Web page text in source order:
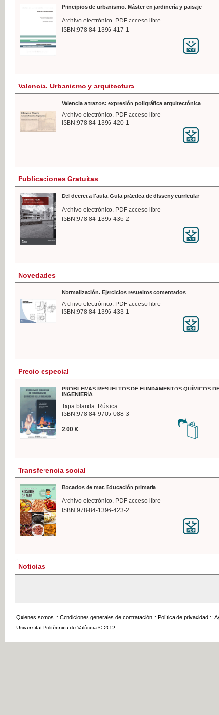
Principios de urbanismo. Máster en jardinería y paisaje
Archivo electrónico. PDF acceso libre
ISBN:978-84-1396-417-1
Valencia. Urbanismo y arquitectura
Valencia a trazos: expresión poligráfica arquitectónica
Archivo electrónico. PDF acceso libre
ISBN:978-84-1396-420-1
Publicaciones Gratuitas
Del decret a l'aula. Guia práctica de disseny curricular
Archivo electrónico. PDF acceso libre
ISBN:978-84-1396-436-2
Novedades
Normalización. Ejercicios resueltos comentados
Archivo electrónico. PDF acceso libre
ISBN:978-84-1396-433-1
Precio especial
PROBLEMAS RESUELTOS DE FUNDAMENTOS QUÍMICOS
INGENIERÍA
Tapa blanda. Rústica
ISBN:978-84-9705-088-3
2,00 €
Transferencia social
Bocados de mar. Educación primaria
Archivo electrónico. PDF acceso libre
ISBN:978-84-1396-423-2
Noticias
Quienes somos :: Condiciones generales de contratación :: Política de privacidad ::
Universitat Politècnica de València © 2012